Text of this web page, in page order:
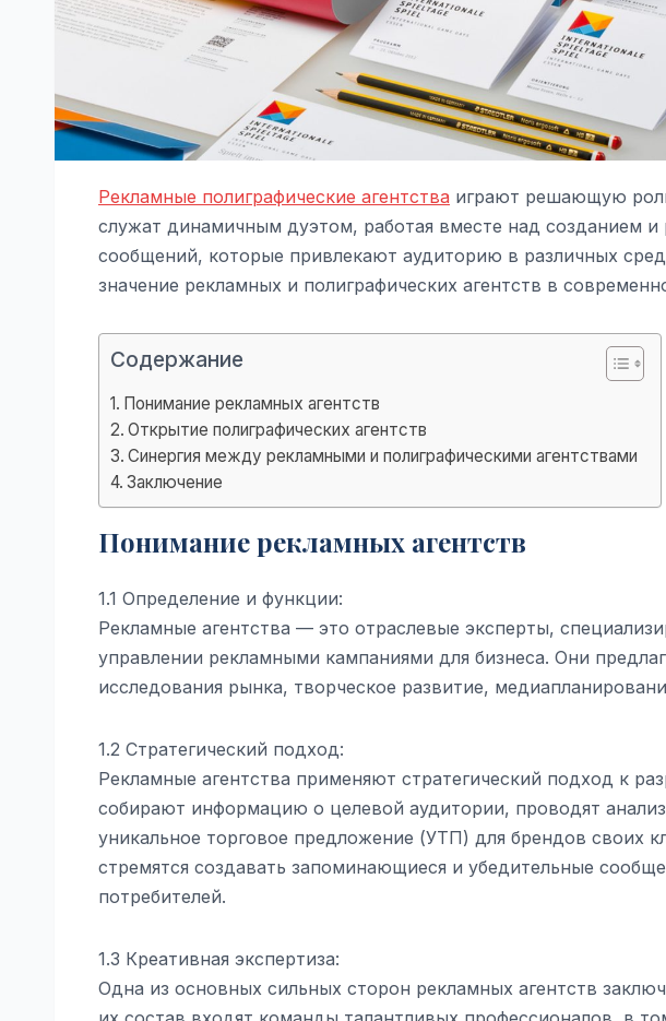
Рекламные полиграфические агентства играют решающую
служат динамичным дуэтом, работая вместе над созданием
сообщений, которые привлекают аудиторию в различных
значение рекламных и полиграфических агентств в
Содержание
Понимание рекламных агентств
Открытие полиграфических агентств
Синергия между рекламными и полиграфическими агентствами
Заключение
Понимание рекламных агентств
1.1 Определение и функции:
Рекламные агентства — это отраслевые эксперты,
управлении рекламными кампаниями для бизнеса. Они
исследования рынка, творческое развитие,
1.2 Стратегический подход:
Рекламные агентства применяют стратегический подход к
собирают информацию о целевой аудитории, проводят
уникальное торговое предложение (УТП) для брендов своих
стремятся создавать запоминающиеся и убедительные
потребителей.
1.3 Креативная экспертиза:
Одна из основных сильных сторон рекламных агентств